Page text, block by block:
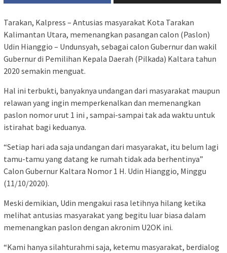
Tarakan, Kalpress – Antusias masyarakat Kota Tarakan
Kalimantan Utara, memenangkan pasangan calon (Paslon)
Udin Hianggio – Undunsyah, sebagai calon Gubernur dan wakil
Gubernur di Pemilihan Kepala Daerah (Pilkada) Kaltara tahun
2020 semakin menguat.
Hal ini terbukti, banyaknya undangan dari masyarakat maupun
relawan yang ingin memperkenalkan dan memenangkan
paslon nomor urut 1 ini , sampai-sampai tak ada waktu untuk
istirahat bagi keduanya.
“Setiap hari ada saja undangan dari masyarakat, itu belum lagi
tamu-tamu yang datang ke rumah tidak ada berhentinya”
Calon Gubernur Kaltara Nomor 1 H. Udin Hianggio, Minggu
(11/10/2020).
Meski demikian, Udin mengakui rasa letihnya hilang ketika
melihat antusias masyarakat yang begitu luar biasa dalam
memenangkan paslon dengan akronim U2OK ini.
“Kami hanya silahturahmi saja, ketemu masyarakat, berdialog